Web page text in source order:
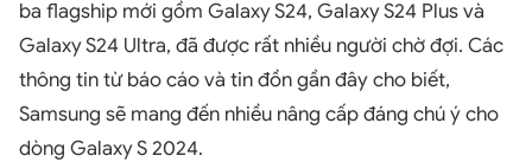
ba flagship mới gồm Galaxy S24, Galaxy S24 Plus và
Galaxy S24 Ultra, đã được rất nhiều người chờ đợi. Các
thông tin từ báo cáo và tin đồn gần đây cho biết,
Samsung sẽ mang đến nhiều nâng cấp đáng chú ý cho
dòng Galaxy S 2024.